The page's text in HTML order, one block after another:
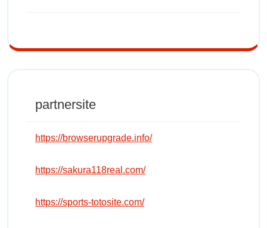
partnersite
https://browserupgrade.info/
https://sakura118real.com/
https://sports-totosite.com/